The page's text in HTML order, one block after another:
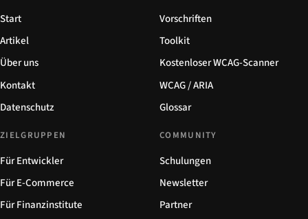
Start
Artikel
Über uns
Kontakt
Datenschutz
Vorschriften
Toolkit
Kostenloser WCAG-Scanner
WCAG / ARIA
Glossar
ZIELGRUPPEN
Für Entwickler
Für E-Commerce
Für Finanzinstitute
COMMUNITY
Schulungen
Newsletter
Partner